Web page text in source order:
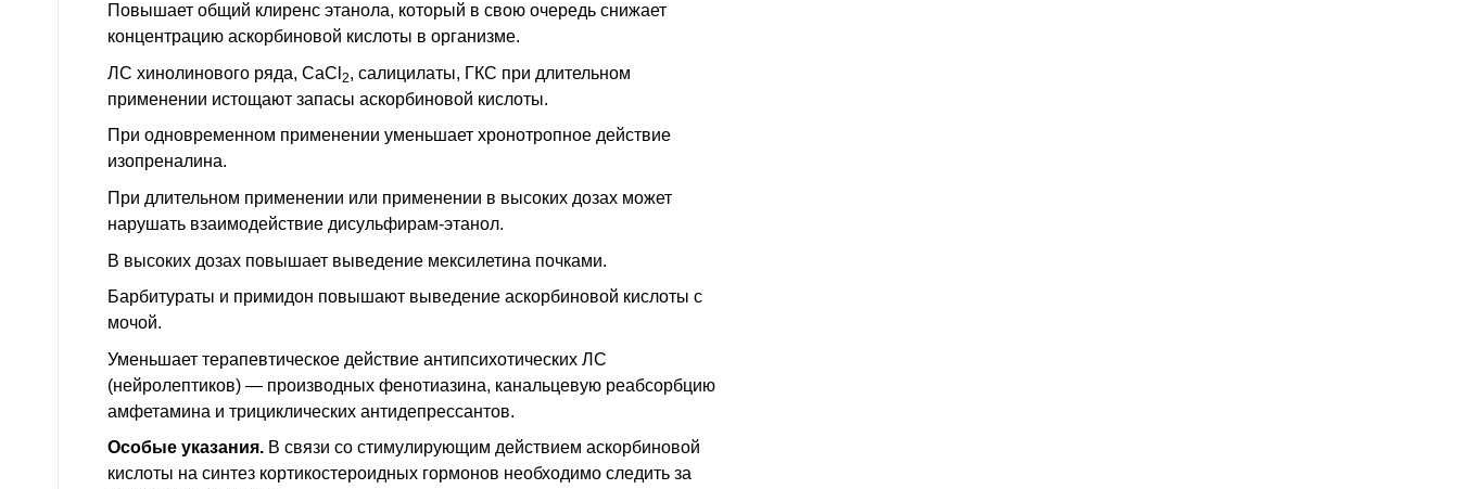
Повышает общий клиренс этанола, который в свою очередь снижает
концентрацию аскорбиновой кислоты в организме.
ЛС хинолинового ряда, CaCl 2, салицилаты, ГКС при длительном
применении истощают запасы аскорбиновой кислоты.
При одновременном применении уменьшает хронотропное действие
изопреналина.
При длительном применении или применении в высоких дозах может
нарушать взаимодействие дисульфирам-этанол.
В высоких дозах повышает выведение мексилетина почками.
Барбитураты и примидон повышают выведение аскорбиновой кислоты с
мочой.
Уменьшает терапевтическое действие антипсихотических ЛС
(нейролептиков) — производных фенотиазина, канальцевую реабсорбцию
амфетамина и трициклических антидепрессантов.
Особые указания. В связи со стимулирующим действием аскорбиновой
кислоты на синтез кортикостероидных гормонов необходимо следить за